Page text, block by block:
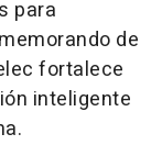
para
de
fortalece
inteligente